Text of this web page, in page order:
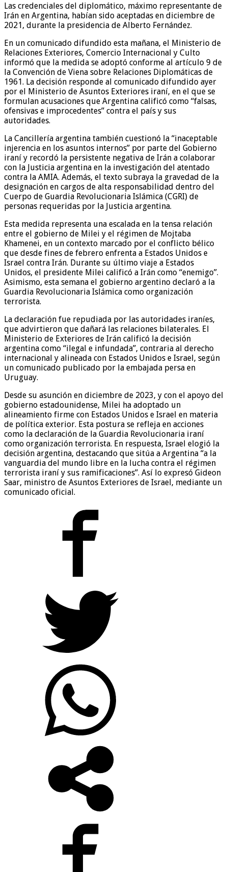
Las credenciales del diplomático, máximo representante de
Irán en Argentina, habían sido aceptadas en diciembre de
2021, durante la presidencia de Alberto Fernández.
En un comunicado difundido esta mañana, el Ministerio de
Relaciones Exteriores, Comercio Internacional y Culto
informó que la medida se adoptó conforme al artículo 9 de
la Convención de Viena sobre Relaciones Diplomáticas de
1961. La decisión responde al comunicado difundido ayer
por el Ministerio de Asuntos Exteriores iraní, en el que se
formulan acusaciones que Argentina calificó como “falsas,
ofensivas e improcedentes” contra el país y sus
autoridades.
La Cancillería argentina también cuestionó la “inaceptable
injerencia en los asuntos internos” por parte del Gobierno
iraní y recordó la persistente negativa de Irán a colaborar
con la Justicia argentina en la investigación del atentado
contra la AMIA. Además, el texto subraya la gravedad de la
designación en cargos de alta responsabilidad dentro del
Cuerpo de Guardia Revolucionaria Islámica (CGRI) de
personas requeridas por la Justicia argentina.
Esta medida representa una escalada en la tensa relación
entre el gobierno de Milei y el régimen de Mojtaba
Khamenei, en un contexto marcado por el conflicto bélico
que desde fines de febrero enfrenta a Estados Unidos e
Israel contra Irán. Durante su último viaje a Estados
Unidos, el presidente Milei calificó a Irán como “enemigo”.
Asimismo, esta semana el gobierno argentino declaró a la
Guardia Revolucionaria Islámica como organización
terrorista.
La declaración fue repudiada por las autoridades iraníes,
que advirtieron que dañará las relaciones bilaterales. El
Ministerio de Exteriores de Irán calificó la decisión
argentina como “ilegal e infundada”, contraria al derecho
internacional y alineada con Estados Unidos e Israel, según
un comunicado publicado por la embajada persa en
Uruguay.
Desde su asunción en diciembre de 2023, y con el apoyo del
gobierno estadounidense, Milei ha adoptado un
alineamiento firme con Estados Unidos e Israel en materia
de política exterior. Esta postura se refleja en acciones
como la declaración de la Guardia Revolucionaria iraní
como organización terrorista. En respuesta, Israel elogió la
decisión argentina, destacando que sitúa a Argentina “a la
vanguardia del mundo libre en la lucha contra el régimen
terrorista iraní y sus ramificaciones”. Así lo expresó Gideon
Saar, ministro de Asuntos Exteriores de Israel, mediante un
comunicado oficial.